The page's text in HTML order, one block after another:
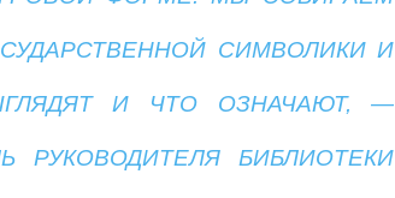
СИМВОЛИКИ И
И ЧТО ОЗНАЧАЮТ, —
РУКОВОДИТЕЛЯ БИБЛИОТЕКИ